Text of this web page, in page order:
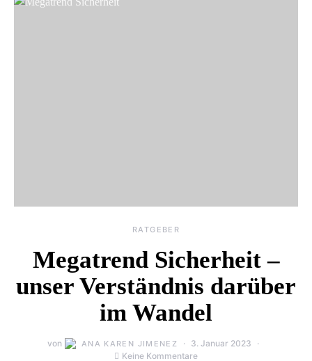
RATGEBER
Megatrend Sicherheit –
unser Verständnis darüber
im Wandel
von ANA KAREN JIMENEZ
3. Januar 2023
Keine Kommentare